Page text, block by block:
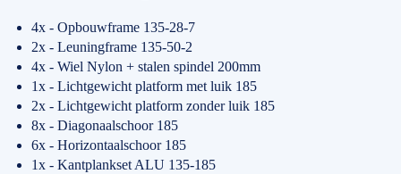
4x - Opbouwframe 135-28-7
2x - Leuningframe 135-50-2
4x - Wiel Nylon + stalen spindel 200mm
1x - Lichtgewicht platform met luik 185
2x - Lichtgewicht platform zonder luik 185
8x - Diagonaalschoor 185
6x - Horizontaalschoor 185
1x - Kantplankset ALU 135-185